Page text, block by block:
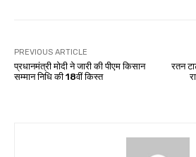
PREVIOUS ARTICLE
प्रधानमंत्री मोदी ने जारी की पीएम किसान
सम्मान निधि की 18वीं किस्त
रतन